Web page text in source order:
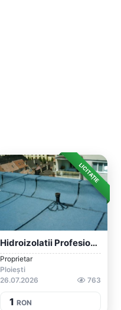
LICITAȚIE
Hidroizolatii Profesionale Terase Acoper...
Proprietar
Ploiești
26.07.2026
763
1 RON